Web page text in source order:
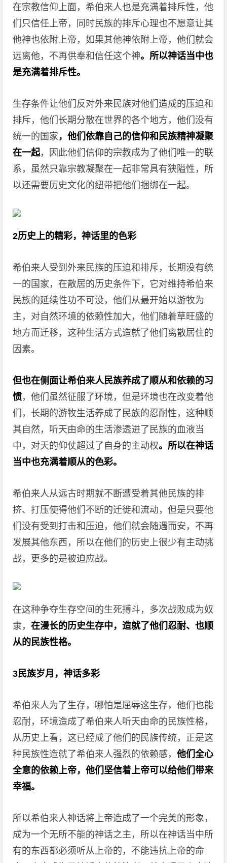
在宗教信仰上面，希伯来人也是充满着排斥性，他
们只信任上帝，同时民族的排斥心理也不愿意让其
他神也依附上帝，如果其他神依附上帝，他们就会
远离他，不再供奉和信任这个神。所以神话当中也
是充满着排斥性。
生存条件让他们反对外来民族对他们造成的压迫和
排斥，他们长期分散在世界的各个地方，他们没有
统一的国家 ，他们依靠自己的信仰和民族精神凝聚
在一起，因此他们信仰的宗教成为了他们唯一的联
系，虽然只靠宗教凝聚在一起非常具有狭隘性，所
以还需要历史文化的纽带把他们捆绑在一起。
2历史上的精彩，神话里的色彩
希伯来人受到外来民族的压迫和排斥，长期没有统
一的国家，在散居的历史条件下，它对维持希伯来
民族的延续性功不可没，他们从最开始以游牧为
主，对自然环境的依赖性加大，他们随着草旺盛的
地方而迁移，这种生活方式造就了他们离散居住的
因素。
但也在侧面让希伯来人民族养成了顺从和依赖的习
惯，他们虽然征服了环境，但是环境也在改变着他
们，长期的游牧生活养成了民族的忍耐性，这种顺
其自然，听天由命的生活渗透进了民族的血液当
中，对天的仰仗超过了自身的主动权。所以在神话
当中也充满着顺从的色彩。
希伯来人从远古时期就不断遭受着其他民族的排
挤、打压使得他们不断的迁徙和流动，但是只要他
们没有受到打击和压迫，他们就会随遇而安，不再
发展其他东西，所以在他们的历史上很少有主动挑
战，更多的是被迫应战。
在这种争夺生存空间的生死搏斗，多次战败成为奴
隶，在漫长的历史生存中，造就了他们忍耐、也顺
从的民族性格。
3民族岁月，神话多彩
希伯来人为了生存，哪怕是屈辱这生存，他们也能
忍耐，环境造成了希伯来人听天由命的民族性格，
从历史上看，这已经成了他们的民族传统，正是这
种民族性造就了希伯来人强烈的依赖感，他们全心
全意的依赖上帝，他们坚信着上帝可以给他们带来
幸福。
所以希伯来人神话将上帝造成了一个完美的形象，
成为一个无所不能的神话之主，所以在神话当中所
有的东西都必须听从上帝的，不能违抗上帝的命